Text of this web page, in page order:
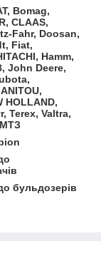
Bomag,
CLAAS,
Fahr, Doosan,
Fiat,
Hamm,
John Deere,
HOLLAND,
Terex, Valtra,
бульдозерів